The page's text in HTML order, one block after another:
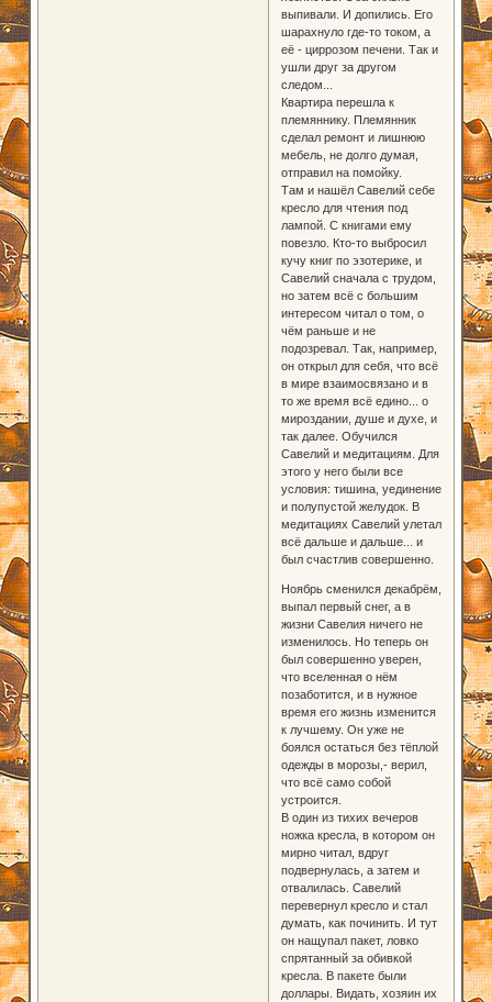
выпивали. И допились. Его
шарахнуло где-то током, а
её - циррозом печени. Так и
ушли друг за другом
следом...
Квартира перешла к
племяннику. Племянник
сделал ремонт и лишнюю
мебель, не долго думая,
отправил на помойку.
Там и нашёл Савелий себе
кресло для чтения под
лампой. С книгами ему
повезло. Кто-то выбросил
кучу книг по эзотерике, и
Савелий сначала с трудом,
но затем всё с большим
интересом читал о том, о
чём раньше и не
подозревал. Так, например,
он открыл для себя, что всё
в мире взаимосвязано и в
то же время всё едино... о
мироздании, душе и духе, и
так далее. Обучился
Савелий и медитациям. Для
этого у него были все
условия: тишина, уединение
и полупустой желудок. В
медитациях Савелий улетал
всё дальше и дальше... и
был счастлив совершенно.
Ноябрь сменился декабрём,
выпал первый снег, а в
жизни Савелия ничего не
изменилось. Но теперь он
был совершенно уверен,
что вселенная о нём
позаботится, и в нужное
время его жизнь изменится
к лучшему. Он уже не
боялся остаться без тёплой
одежды в морозы,- верил,
что всё само собой
устроится.
В один из тихих вечеров
ножка кресла, в котором он
мирно читал, вдруг
подвернулась, а затем и
отвалилась. Савелий
перевернул кресло и стал
думать, как починить. И тут
он нащупал пакет, ловко
спрятанный за обивкой
кресла. В пакете были
доллары. Видать, хозяин их